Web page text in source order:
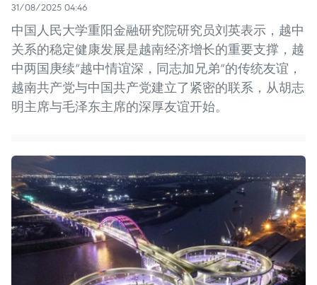
31/08/2025 04:46
中国人民大学重阳金融研究院研究员刘英表示，越中
关系的稳定健康发展是越南经济增长的重要支撑，越
中两国庚续“越中情谊深，同志加兄弟”的传统友谊，
越南共产党与中国共产党建立了紧密的联系，从胡志
明主席与毛泽东主席的深厚友谊开始。